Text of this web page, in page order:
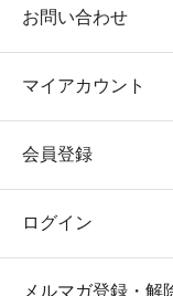
お問い合わせ
マイアカウント
会員登録
ログイン
メルマガ登録・解